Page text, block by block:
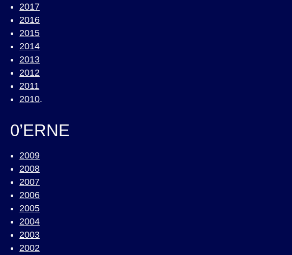
2017
2016
2015
2014
2013
2012
2011
2010.
0’ERNE
2009
2008
2007
2006
2005
2004
2003
2002